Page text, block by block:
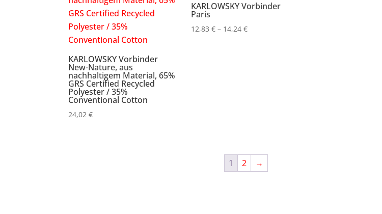
KARLOWSKY Vorbinder
New-Nature, aus
nachhaltigem Material, 65%
GRS Certified Recycled
Polyester / 35%
Conventional Cotton
24,02€
KARLOWSKY Vorbinder
Paris
12,83€ – 14,24€Preisspanne:
1 2 →